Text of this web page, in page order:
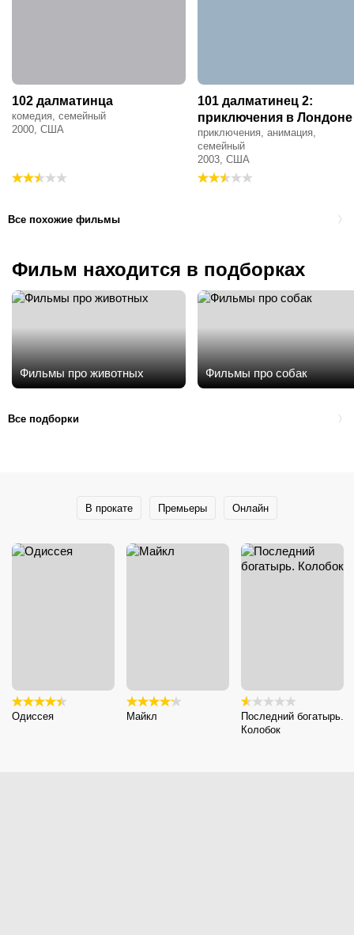
102 далматинца
комедия, семейный
2000, США
101 далматинец 2:
приключения в Лондоне
приключения, анимация,
семейный
2003, США
Все похожие фильмы
Фильм находится в подборках
Фильмы про животных Фильмы про собак
Все подборки
В прокате Премьеры Онлайн
Одиссея Майкл
Последний богатырь.
Колобок